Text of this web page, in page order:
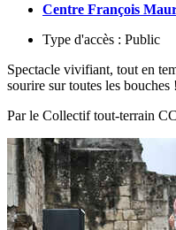
Centre François
Type d'accès : Public
Spectacle vivifiant, tout en
sourire sur toutes les bouches !
Par le Collectif tout-terrain